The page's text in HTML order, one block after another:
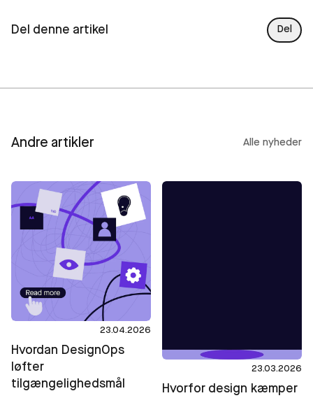
Del denne artikel Del
Andre artikler Alle nyheder
23.04.2026
Hvordan DesignOps
løfter
tilgængelighedsmål
23.03.2026
Hvorfor design kæmper